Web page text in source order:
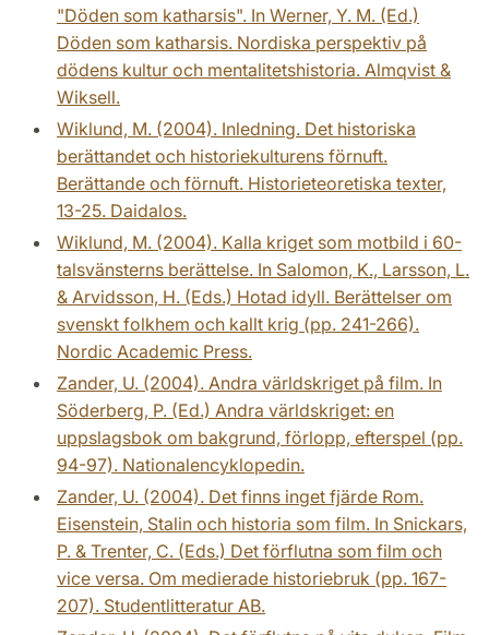
"Döden som katharsis". In Werner, Y. M. (Ed.)
Döden som katharsis. Nordiska perspektiv på
dödens kultur och mentalitetshistoria. Almqvist &
Wiksell.
Wiklund, M. (2004). Inledning. Det historiska
berättandet och historiekulturens förnuft.
Berättande och förnuft. Historieteoretiska texter,
13-25. Daidalos.
Wiklund, M. (2004). Kalla kriget som motbild i 60-
talsvänsterns berättelse. In Salomon, K., Larsson, L.
& Arvidsson, H. (Eds.) Hotad idyll. Berättelser om
svenskt folkhem och kallt krig (pp. 241-266).
Nordic Academic Press.
Zander, U. (2004). Andra världskriget på film. In
Söderberg, P. (Ed.) Andra världskriget: en
uppslagsbok om bakgrund, förlopp, efterspel (pp.
94-97). Nationalencyklopedin.
Zander, U. (2004). Det finns inget fjärde Rom.
Eisenstein, Stalin och historia som film. In Snickars,
P. & Trenter, C. (Eds.) Det förflutna som film och
vice versa. Om medierade historiebruk (pp. 167-
207). Studentlitteratur AB.